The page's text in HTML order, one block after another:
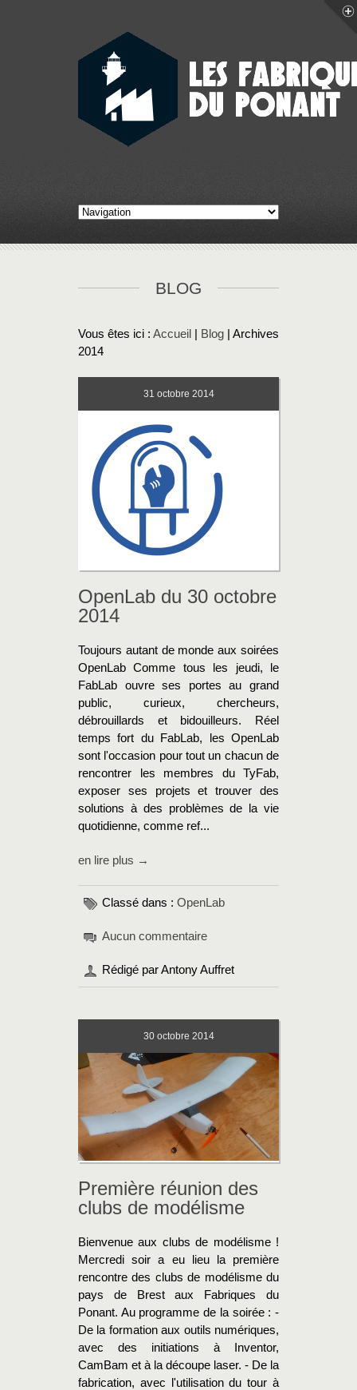
BLOG
Vous êtes ici : Accueil Blog | Archives
2014
31 octobre 2014
OpenLab du 30 octobre
2014
Toujours autant de monde aux soirées
OpenLab Comme tous les jeudi, le
FabLab ouvre ses portes au grand
public, curieux, chercheurs,
débrouillards et bidouilleurs. Réel
temps fort du FabLab, les OpenLab
sont l'occasion pour tout un chacun de
rencontrer les membres du TyFab,
exposer ses projets et trouver des
solutions à des problèmes de la vie
quotidienne, comme ref...
en lire plus →
Classé dans : OpenLab
Aucun commentaire
Rédigé par Antony Auffret
30 octobre 2014
Première réunion des
clubs de modélisme
Bienvenue aux clubs de modélisme !
Mercredi soir a eu lieu la première
rencontre des clubs de modélisme du
pays de Brest aux Fabriques du
Ponant. Au programme de la soirée : -
De la formation aux outils numériques,
avec des initiations à Inventor,
CamBam et à la découpe laser. - De la
fabrication, avec l'utilisation du tour à